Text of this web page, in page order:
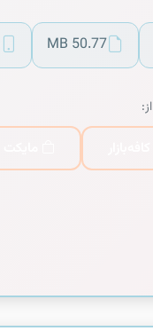
50.77 MB